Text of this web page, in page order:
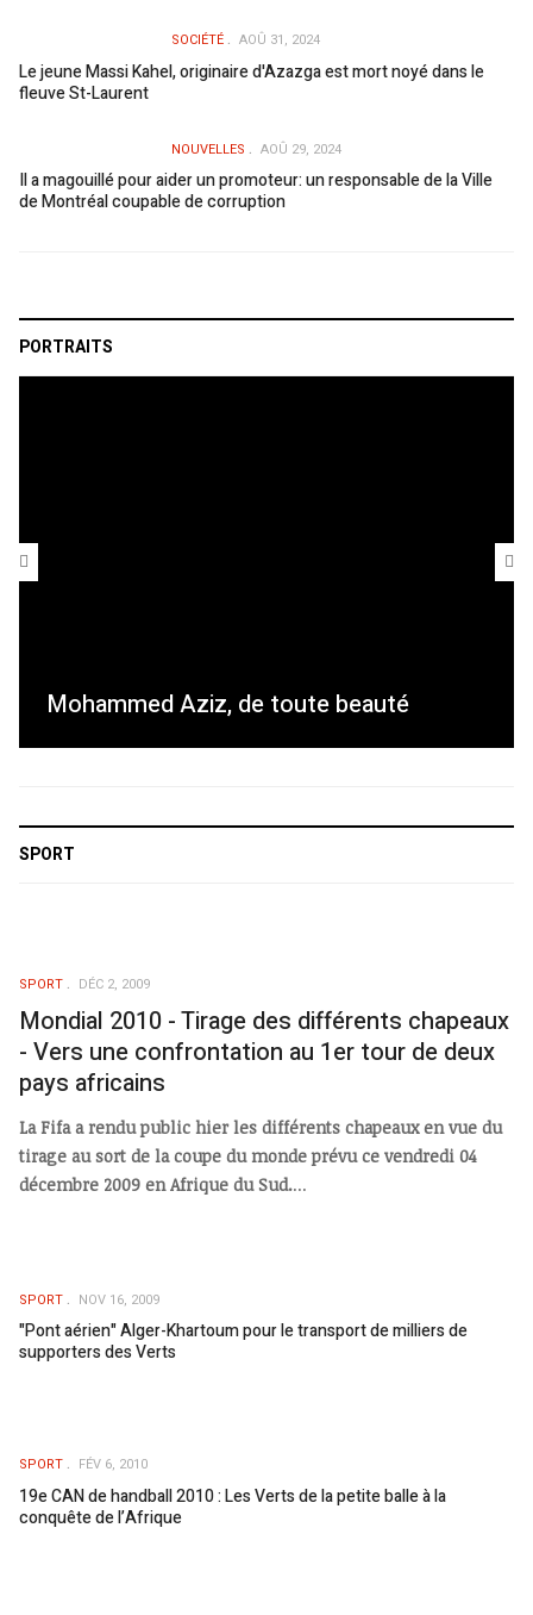
SOCIÉTÉ AOÛ 31, 2024
Le jeune Massi Kahel, originaire d'Azazga est mort noyé dans le
fleuve St-Laurent
NOUVELLES AOÛ 29, 2024
Il a magouillé pour aider un promoteur: un responsable de la Ville
de Montréal coupable de corruption
PORTRAITS
Mohammed Aziz, de toute beauté
SPORT
SPORT DÉC 2, 2009
Mondial 2010 - Tirage des différents chapeaux
- Vers une confrontation au 1er tour de deux
pays africains
La Fifa a rendu public hier les différents chapeaux en vue du
tirage au sort de la coupe du monde prévu ce vendredi 04
décembre 2009 en Afrique du Sud....
SPORT NOV 16, 2009
"Pont aérien" Alger-Khartoum pour le transport de milliers de
supporters des Verts
SPORT FÉV 6, 2010
19e CAN de handball 2010 : Les Verts de la petite balle à la
conquête de l’Afrique